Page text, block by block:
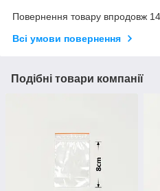
Повернення товару впродовж
Всі умови повернення
Подібні товари компанії